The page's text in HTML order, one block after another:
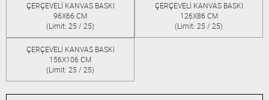
ÇERÇEVELİ KANVAS BASKI
96X66 CM
(Limit: 25 / 25)
ÇERÇEVELİ KANVAS BASKI
126X86 CM
(Limit: 25 / 25)
ÇERÇEVELİ KANVAS BASKI
156X106 CM
(Limit: 25 / 25)